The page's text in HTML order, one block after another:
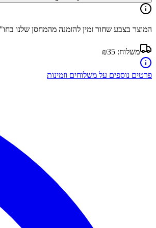
המוצר בצבע שחור זמין להזמנה מהמחסן שלנו
משלוח: ₪35
פרטים נוספים על משלוחים וזמינות